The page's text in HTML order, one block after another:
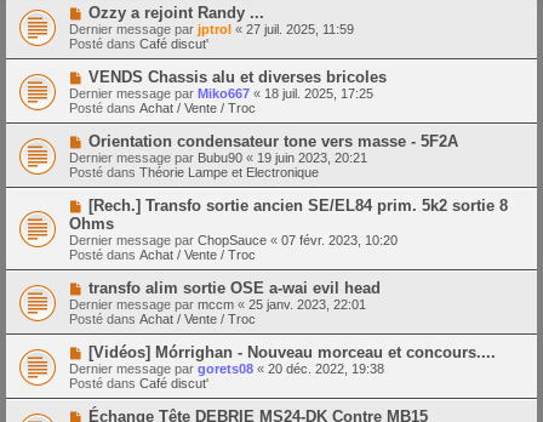
a
u
m
e
s
s
a
g
e
N
o
u
v
e
u
m
e
s
s
a
g
e
Ozzy a rejoint Randy ...
Dernier message par jptrol « 27 juil. 2025, 11:59
Posté dans Café discut'
N
o
u
v
a
u
m
e
s
a
g
e
VENDS Chassis alu et diverses bricoles
Dernier message par Miko667 « 18 juil. 2025, 17:25
Posté dans Achat / Vente / Troc
N
o
u
v
e
u
m
e
s
s
a
g
e
Orientation condensateur tone vers masse - 5F2A
Dernier message par Bubu90 « 19 juin 2023, 20:21
Posté dans Théorie Lampe et Electronique
N
o
u
v
e
a
u
m
e
s
s
a
g
e
[Rech.] Transfo sortie ancien SE/EL84 prim. 5k2 sortie 8
Ohms
Dernier message par ChopSauce « 07 févr. 2023, 10:20
Posté dans Achat / Vente / Troc
N
o
u
v
e
u
m
e
transfo alim sortie OSE a-wai evil head
Dernier message par mccm « 25 janv. 2023, 22:01
Posté dans Achat / Vente / Troc
N
o
u
v
e
[Vidéos] Mórrighan - Nouveau morceau et concours....
Dernier message par gorets08 « 20 déc. 2022, 19:38
Posté dans Café discut'
NÉchange Tête DEBRIE MS24-DK Contre MB15